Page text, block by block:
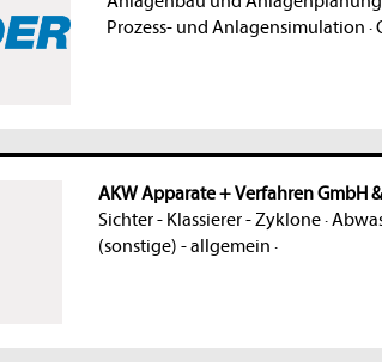
Prozess- und Anlagensimulation ·
AKW Apparate + Verfahren GmbH &
Sichter - Klassierer - Zyklone·
(sonstige) - allgemein ·